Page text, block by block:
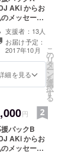
としては
ャリア22
目に突入
、これま
で「FUJI
」や
ULTRA
JAPAN」、
WOMB
AKi からお
メッセージ
テッカー ●レ
ート
支援者：13人
お届け予定：
2017年10月
細を見る
こ
の
リ
タ
ー
ン
を
選
択
す
る
円
パックB
AKi からお
メッセージ